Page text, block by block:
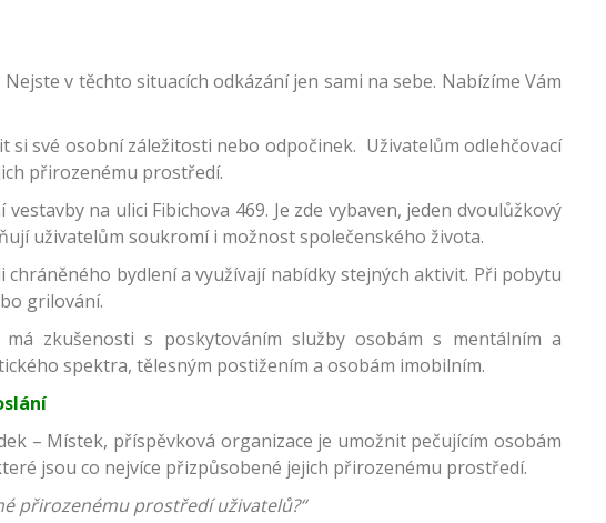
v těchto situacích odkázání jen sami na sebe. Nabízíme Vám
si své osobní záležitosti nebo odpočinek. Uživatelům odlehčovací
přirozenému prostředí.
na ulici Fibichova 469. Je zde vybaven, jeden dvoulůžkový
uživatelům soukromí i možnost společenského života.
bydlení a využívají nabídky stejných aktivit. Při pobytu
grilování.
zkušenosti s poskytováním služby osobám s mentálním a
spektra, tělesným postižením a osobám imobilním.
– Místek, příspěvková organizace je umožnit pečujícím osobám
jsou co nejvíce přizpůsobené jejich přirozenému prostředí.
přirozenému prostředí uživatelů?“